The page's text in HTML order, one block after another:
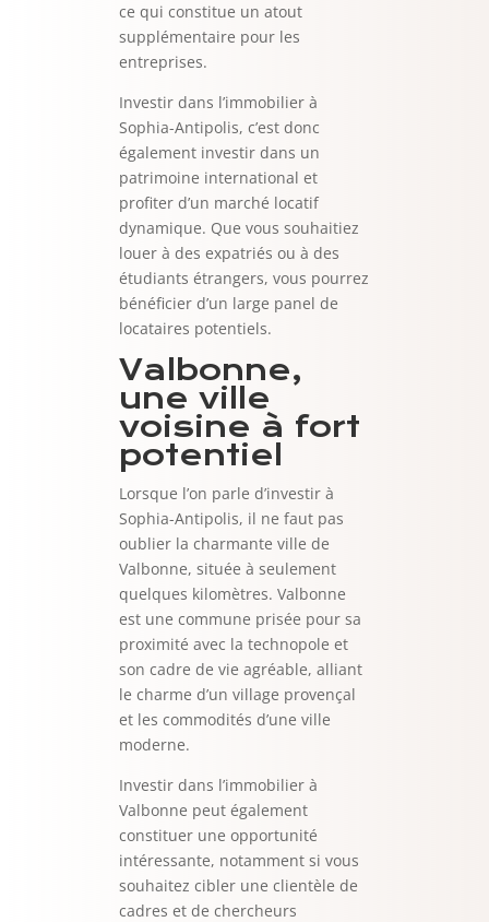
ce qui constitue un atout
supplémentaire pour les
entreprises.
Investir dans l’immobilier à
Sophia-Antipolis, c’est donc
également investir dans un
patrimoine international et
profiter d’un marché locatif
dynamique. Que vous souhaitiez
louer à des expatriés ou à des
étudiants étrangers, vous pourrez
bénéficier d’un large panel de
locataires potentiels.
Valbonne,
une ville
voisine à fort
potentiel
Lorsque l’on parle d’investir à
Sophia-Antipolis, il ne faut pas
oublier la charmante ville de
Valbonne, située à seulement
quelques kilomètres. Valbonne
est une commune prisée pour sa
proximité avec la technopole et
son cadre de vie agréable, alliant
le charme d’un village provençal
et les commodités d’une ville
moderne.
Investir dans l’immobilier à
Valbonne peut également
constituer une opportunité
intéressante, notamment si vous
souhaitez cibler une clientèle de
cadres et de chercheurs